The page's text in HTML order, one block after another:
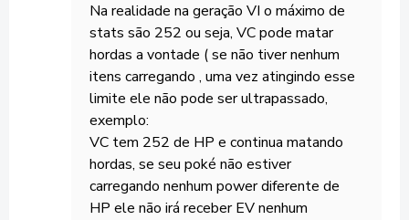
Na realidade na geração VI o máximo de
stats são 252 ou seja, VC pode matar
hordas a vontade ( se não tiver nenhum
itens carregando , uma vez atingindo esse
limite ele não pode ser ultrapassado,
exemplo:
VC tem 252 de HP e continua matando
hordas, se seu poké não estiver
carregando nenhum power diferente de
HP ele não irá receber EV nenhum